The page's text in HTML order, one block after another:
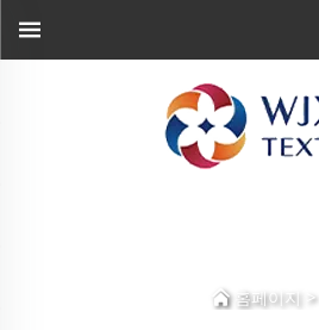
홈페이지>